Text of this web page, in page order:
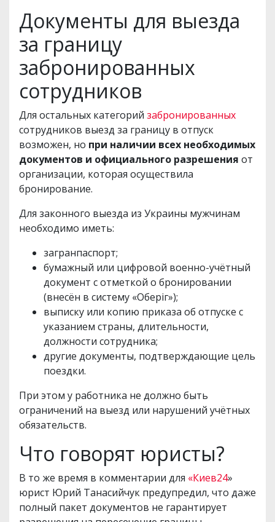
Документы для выезда
за границу
забронированных
сотрудников
Для остальных категорий забронированных
сотрудников выезд за границу в отпуск
возможен, но при наличии всех необходимых
документов и официального разрешения от
организации, которая осуществила
бронирование.
Для законного выезда из Украины мужчинам
необходимо иметь:
загранпаспорт;
бумажный или цифровой военно-учётный
документ с отметкой о бронировании
(внесён в систему «Оберіг»);
выписку или копию приказа об отпуске с
указанием страны, длительности,
должности сотрудника;
другие документы, подтверждающие цель
поездки.
При этом у работника не должно быть
ограничений на выезд или нарушений учётных
обязательств.
Что говорят юристы?
В то же время в комментарии для «Киев24»
юрист Юрий Танасийчук предупредил, что даже
полный пакет документов не гарантирует